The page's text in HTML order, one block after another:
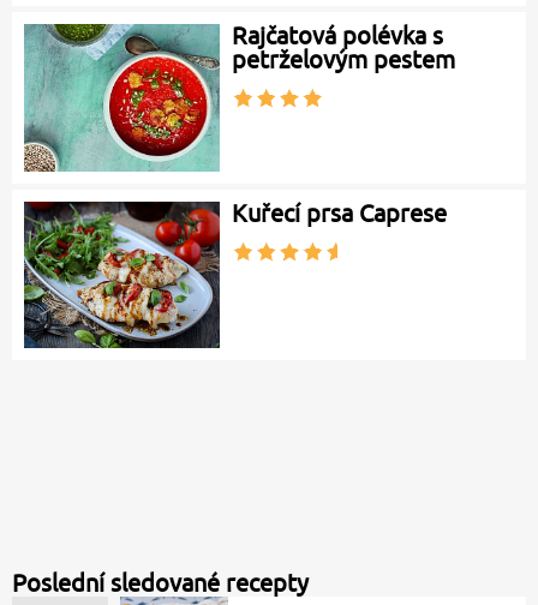
Rajčatová polévka s
petrželovým pestem
Kuřecí prsa Caprese
Poslední sledované recepty